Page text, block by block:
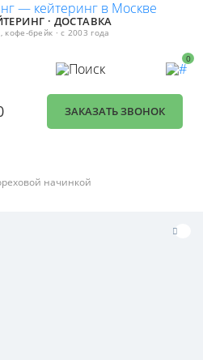
· ДОСТАВКА
брейк · с 2003 года
0
ЗАКАЗАТЬ ЗВОНОК
начинкой